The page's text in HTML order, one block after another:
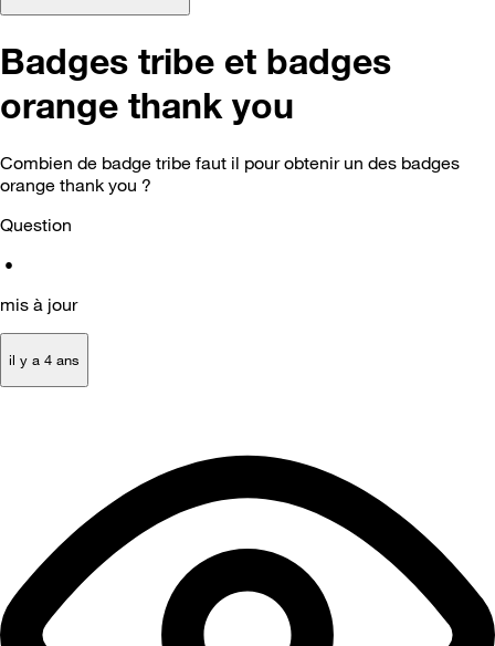
Badges tribe et badges
orange thank you
Combien de badge tribe faut il pour obtenir un des badges
orange thank you ?
Question
•
mis à jour
il y a 4 ans